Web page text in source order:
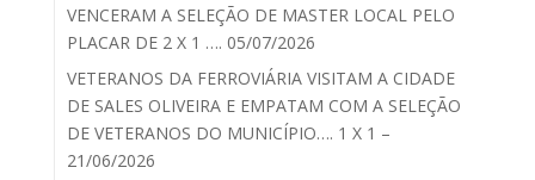
VENCERAM A SELEÇÃO DE MASTER LOCAL PELO
PLACAR DE 2 X 1 …. 05/07/2026
VETERANOS DA FERROVIÁRIA VISITAM A CIDADE
DE SALES OLIVEIRA E EMPATAM COM A SELEÇÃO
DE VETERANOS DO MUNICÍPIO…. 1 X 1 –
21/06/2026